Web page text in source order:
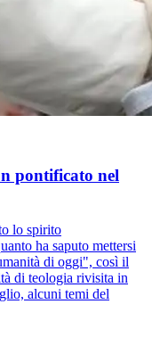
pontificato nel
lo spirito
ha saputo mettersi
di oggi", così il
di teologia rivisita in
alcuni temi del